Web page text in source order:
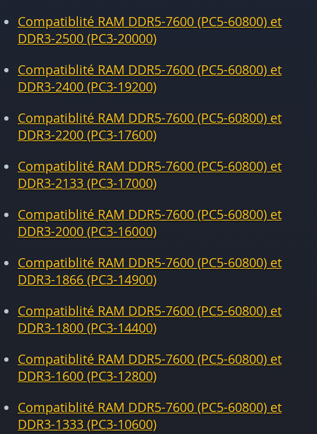
Compatiblité RAM DDR5-7600 (PC5-60800) et
DDR3-2500 (PC3-20000)
Compatiblité RAM DDR5-7600 (PC5-60800) et
DDR3-2400 (PC3-19200)
Compatiblité RAM DDR5-7600 (PC5-60800) et
DDR3-2200 (PC3-17600)
Compatiblité RAM DDR5-7600 (PC5-60800) et
DDR3-2133 (PC3-17000)
Compatiblité RAM DDR5-7600 (PC5-60800) et
DDR3-2000 (PC3-16000)
Compatiblité RAM DDR5-7600 (PC5-60800) et
DDR3-1866 (PC3-14900)
Compatiblité RAM DDR5-7600 (PC5-60800) et
DDR3-1800 (PC3-14400)
Compatiblité RAM DDR5-7600 (PC5-60800) et
DDR3-1600 (PC3-12800)
Compatiblité RAM DDR5-7600 (PC5-60800) et
DDR3-1333 (PC3-10600)